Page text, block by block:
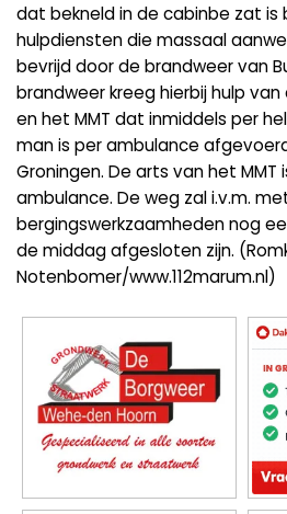
dat bekneld in de cabinbe zat is
hulpdiensten die massaal
bevrijd door de brandweer van
brandweer kreeg hierbij hulp
en het MMT dat inmiddels per
man is per ambulance
Groningen. De arts van het
ambulance. De weg zal i.v.m.
bergingswerkzaamheden nog
de middag afgesloten zijn.
Notenbomer/www.112marum.nl)